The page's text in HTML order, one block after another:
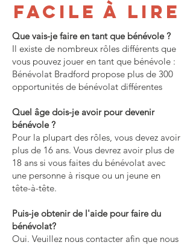
FACILE À LIRE
Que vais-je faire en tant que bénévole ?
Il existe de nombreux rôles différents que
vous pouvez jouer en tant que bénévole :
Bénévolat Bradford propose plus de 300
opportunités de bénévolat différentes
Quel âge dois-je avoir pour devenir
bénévole ?
Pour la plupart des rôles, vous devez avoir
plus de 16 ans. Vous devrez avoir plus de
18 ans si vous faites du bénévolat avec
une personne à risque ou un jeune en
tête-à-tête.
Puis-je obtenir de l'aide pour faire du
bénévolat?
Oui. Veuillez nous contacter afin que nous